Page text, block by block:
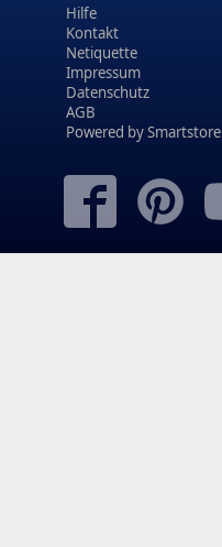
Hilfe
Kontakt
Netiquette
Impressum
Datenschutz
AGB
Powered bySmartstore